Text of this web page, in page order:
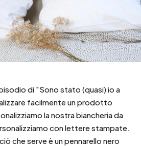
di "Sono stato (quasi) io a
facilmente un prodotto
la nostra biancheria da
con lettere stampate.
che serve è un pennarello nero